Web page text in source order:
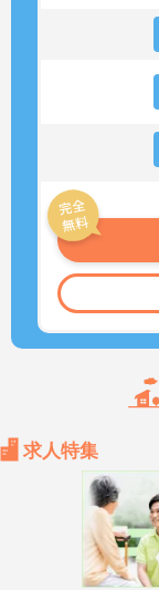
求人特集